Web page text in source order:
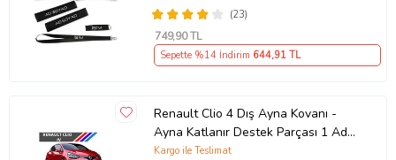
(23)
749,90 TL
Sepette %14 İndirim 644,91 TL
Renault Clio 4 Dış Ayna Kovanı -
Ayna Katlanır Destek Parçası 1 Adet
490307706 M3625
Kargo ile Teslimat